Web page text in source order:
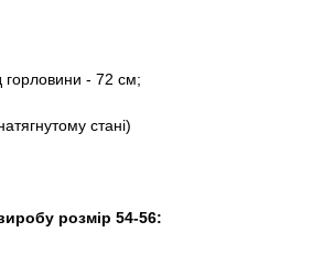
горловини - 72 см;
стані)
розмір 54-56: